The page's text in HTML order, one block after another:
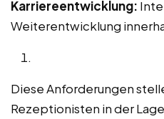
Karriereentwicklung:
Weiterentwicklung
Diese Anforderungen
Rezeptionisten in der